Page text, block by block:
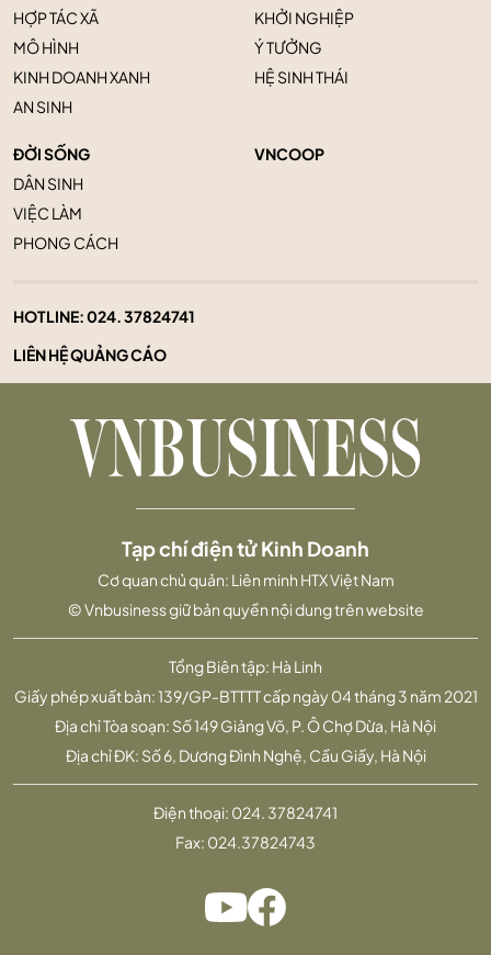
HỢP TÁC XÃ
MÔ HÌNH
KINH DOANH XANH
AN SINH
KHỞI NGHIỆP
Ý TƯỞNG
HỆ SINH THÁI
ĐỜI SỐNG
DÂN SINH
VIỆC LÀM
PHONG CÁCH
VNCOOP
HOTLINE:024. 37824741
LIÊN HỆ QUẢNG CÁO
Tổng Biên tập: Hà Linh
Giấy phép xuất bản: 139/GP-BTTTT cấp ngày 04 tháng 3 năm 2021
Địa chỉ Tòa soạn: Số 149 Giảng Võ, P. Ô Chợ Dừa, Hà Nội
Địa chỉ ĐK: Số 6, Dương Đình Nghệ, Cầu Giấy, Hà Nội
Tạp chí điện tử Kinh Doanh
Cơ quan chủ quản: Liên minh HTX Việt Nam
© Vnbusiness giữ bản quyền nội dung trên website
Điện thoại: 024. 37824741
Fax: 024.37824743